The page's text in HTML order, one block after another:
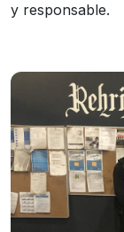
y responsable.